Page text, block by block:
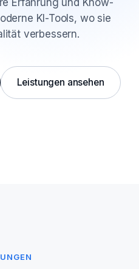
Erfahrung und Know-
KI-Tools, wo sie
verbessern.
Leistungen ansehen